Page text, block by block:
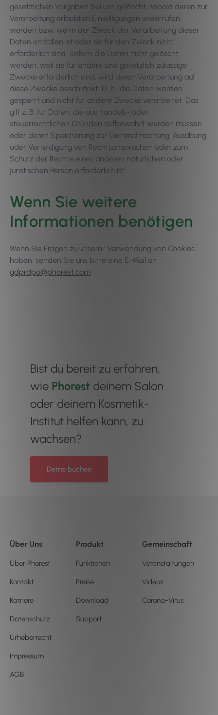
gesetzlichen Vorgaben bei uns gelöscht, sobald deren zur
Verarbeitung erlaubten Einwilligungen widerrufen
werden bzw. wenn der Zweck der Verarbeitung dieser
Daten entfallen ist oder sie für den Zweck nicht
erforderlich sind. Sofern die Daten nicht gelöscht
werden, weil sie für andere und gesetzlich zulässige
Zwecke erforderlich sind, wird deren Verarbeitung auf
diese Zwecke beschränkt. D. h., die Daten werden
gesperrt und nicht für andere Zwecke verarbeitet. Das
gilt z. B. für Daten, die aus handels- oder
steuerrechtlichen Gründen aufbewahrt werden müssen
oder deren Speicherung zur Geltendmachung, Ausübung
oder Verteidigung von Rechtsansprüchen oder zum
Schutz der Rechte einer anderen natürlichen oder
juristischen Person erforderlich ist.
Wenn Sie weitere
Informationen benötigen
Wenn Sie Fragen zu unserer Verwendung von Cookies
haben, senden Sie uns bitte eine E-Mail an
gdprdpo@phorest.com.
Bist du bereit zu erfahren,
wie Phorest deinem Salon
oder deinem Kosmetik-
Institut helfen kann, zu
wachsen?
Demo buchen
Über Uns
Über Phorest
Kontakt
Karriere
Datenschutz
Urheberrecht
Impressum
AGB
Produkt
Funktionen
Preise
Download
Support
Gemeinschaft
Veranstaltungen
Videos
Corona-Virus